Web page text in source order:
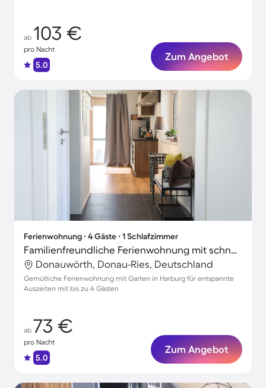
ab 103 €
pro Nacht
5.0
Zum Angebot
Ferienwohnung ∙ 4 Gäste ∙ 1 Schlafzimmer
Familienfreundliche Ferienwohnung mit schnellem Internet, Garten und Terrasse | Gartenblick
Donauwörth, Donau-Ries, Deutschland
Gemütliche Ferienwohnung mit Garten in Harburg für entspannte
Auszeiten mit bis zu 4 Gästen
ab 73 €
pro Nacht
5.0
Zum Angebot